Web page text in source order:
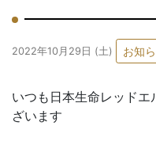
2022年10月29日 (土) お知
いつも日本生命レッド
ざいます